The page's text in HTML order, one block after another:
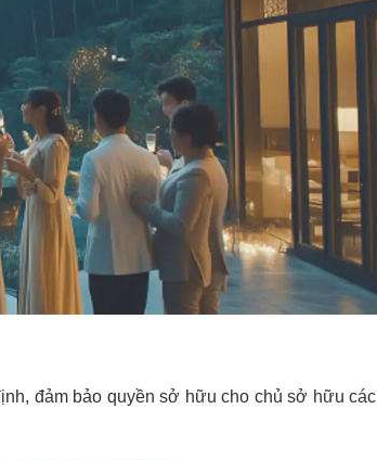
đảm bảo quyền sở hữu cho chủ sở hữu các